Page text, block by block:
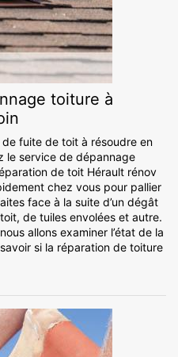
toiture à
fuite de toit à résoudre en
le service de dépannage
de toit Hérault rénov
chez vous pour pallier
face à la suite d’un dégât
de tuiles envolées et autre.
allons examiner l’état de la
si la réparation de toiture